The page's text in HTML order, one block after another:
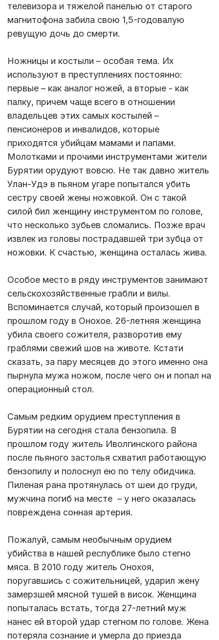
телевизора и тяжелой панелью от старого
магнитофона забила свою 1,5-годовалую
ревущую дочь до смерти.
Ножницы и костыли – особая тема. Их
используют в преступлениях постоянно:
первые – как аналог ножей, а вторые - как
палку, причем чаще всего в отношении
владельцев этих самых костылей –
пенсионеров и инвалидов, которые
приходятся убийцам мамами и папами.
Молотками и прочими инструментами жители
Бурятии орудуют вовсю. Не так давно житель
Улан-Удэ в пьяном угаре попытался убить
сестру своей жены ножовкой. Он с такой
силой бил женщину инструментом по голове,
что несколько зубьев сломались. Позже врач
извлек из головы пострадавшей три зубца от
ножовки. К счастью, женщина осталась жива.
Особое место в ряду инструментов занимают
сельскохозяйственные грабли и вилы.
Вспоминается случай, который произошел в
прошлом году в Онохое. 26-летняя женщина
убила своего сожителя, разворотив ему
граблями свежий шов на животе. Кстати
сказать, за пару месяцев до этого именно она
пырнула мужа ножом, после чего он и попал на
операционный стол.
Самым редким орудием преступления в
Бурятии на сегодня стала бензопила. В
прошлом году житель Иволгинского района
после пьяного застолья схватил работающую
бензопилу и полоснул ею по телу обидчика.
Пиленая рана протянулась от шеи до груди,
мужчина погиб на месте – у него оказалась
повреждена сонная артерия.
Пожалуй, самым необычным орудием
убийства в нашей республике было стегно
мяса. В 2010 году житель Онохоя,
поругавшись с сожительницей, ударил жену
замерзшей мясной тушей в висок. Женщина
попыталась встать, тогда 27-летний муж
нанес ей второй удар стегном по голове. Жена
потеряла сознание и умерла до приезда